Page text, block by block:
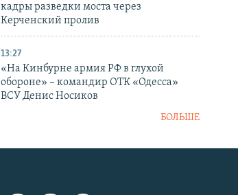
кадры разведки моста через
Керченский пролив
13:27
«На Кинбурне армия РФ в глухой
обороне» – командир ОТК «Одесса»
ВСУ Денис Носиков
БОЛЬШЕ